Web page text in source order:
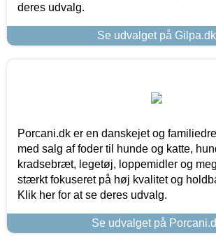
deres udvalg.
Se udvalget på Gilpa.dk
Porcani.dk er en danskejet og
med salg af foder til hunde og katte,
kradsebræt, legetøj, loppemidler og
stærkt fokuseret på høj kvalitet og
Klik her for at se deres udvalg.
Se udvalget på